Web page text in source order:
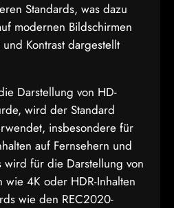
Standards, was dazu
modernen Bildschirmen
Kontrast dargestellt
Darstellung von HD-
wird der Standard
insbesondere für
auf Fernsehern und
für die Darstellung von
wie 4K oder HDR-Inhalten
wie den REC2020-